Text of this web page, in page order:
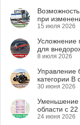
при
15 июля 2026
Усложнение
для
8 июля 2026
Управление
категории B
30 июня 2026
Уменьшение
области с
24 июня 2026